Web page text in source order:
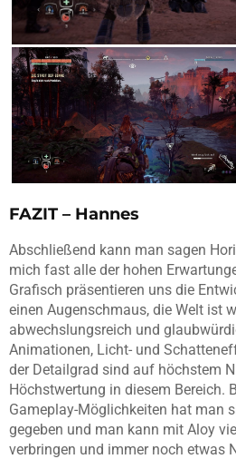
FAZIT – Hannes
Abschließend kann man sagen
mich fast alle der hohen
Grafisch präsentieren uns die
einen Augenschmaus, die Welt ist
abwechslungsreich und
Animationen, Licht- und
der Detailgrad sind auf höchstem
Höchstwertung in diesem Bereich.
Gameplay-Möglichkeiten hat man
gegeben und man kann mit Aloy
verbringen und immer noch etwas